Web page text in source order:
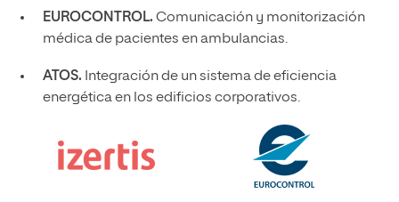
EUROCONTROL. Comunicación y monitorización
médica de pacientes en ambulancias.
ATOS. Integración de un sistema de eficiencia
energética en los edificios corporativos.